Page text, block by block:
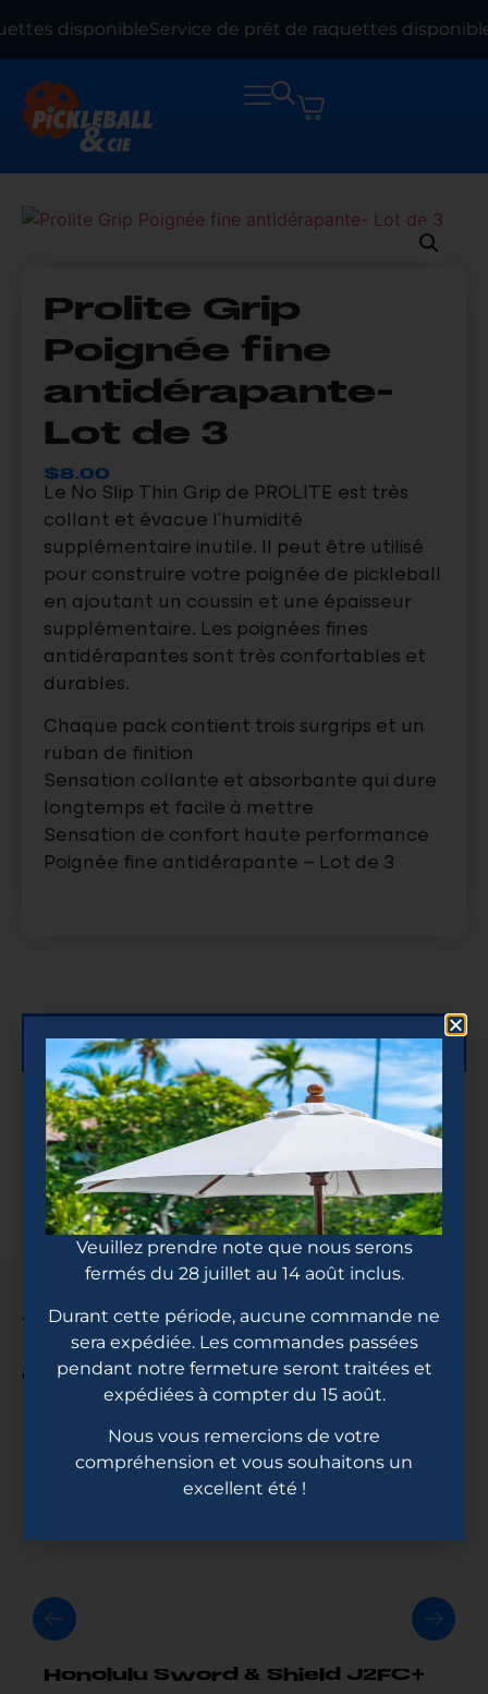
disponibleService de prêt de raquettes disponible
Prolite Grip
Poignée fine
antidérapante-
Lot de 3
$8.00
Le No Slip Thin Grip de PROLITE est très
collant et évacue l’humidité
supplémentaire inutile. Il peut être utilisé
pour construire votre poignée de pickleball
en ajoutant un coussin et une épaisseur
supplémentaire. Les poignées fines
antidérapantes sont très confortables et
durables.
Chaque pack contient trois surgrips et un
ruban de finition
Sensation collante et absorbante qui dure
longtemps et facile à mettre
Sensation de confort haute performance
Poignée fine antidérapante – Lot de 3
Description
Vous pourriez
aimez...
Honolulu Sword & Shield J2FC+
Veuillez prendre note que nous serons
fermés du 28 juillet au 14 août inclus.
Durant cette période, aucune commande ne
sera expédiée. Les commandes passées
pendant notre fermeture seront traitées et
expédiées à compter du 15 août.
Nous vous remercions de votre
compréhension et vous souhaitons un
excellent été !